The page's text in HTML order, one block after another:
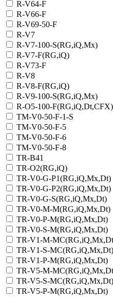
R-V64-F
R-V66-F
R-V69-50-F
R-V7
R-V7-100-S(RG,iQ,Mx)
R-V7-F(RG,iQ)
R-V73-F
R-V8
R-V8-F(RG,iQ)
R-V9-100-S(RG,iQ,Mx)
R-О5-100-F(RG,iQ,Dt,CFX)
TM-V0-50-F-1-S
TM-V0-50-F-5
TM-V0-50-F-6
TM-V0-50-F-8
TR-B41
TR-O2(RG,iQ)
TR-V0-G-P1(RG,iQ,Mx,Dt)
TR-V0-G-P2(RG,iQ,Mx,Dt)
TR-V0-G-S(RG,iQ,Mx,Dt)
TR-V0-M-M(RG,iQ,Mx,Dt)
TR-V0-P-M(RG,iQ,Mx,Dt)
TR-V0-S-M(RG,iQ,Mx,Dt)
TR-V1-M-
TR-V1-S-MC(RG,iQ,Мх,Dt)
TR-V1-Р-M(RG,iQ,Мх,Dt)
TR-V5-M-
TR-V5-S-MC(RG,iQ,Мх,Dt)
TR-V5-Р-M(RG,iQ,Мх,Dt)